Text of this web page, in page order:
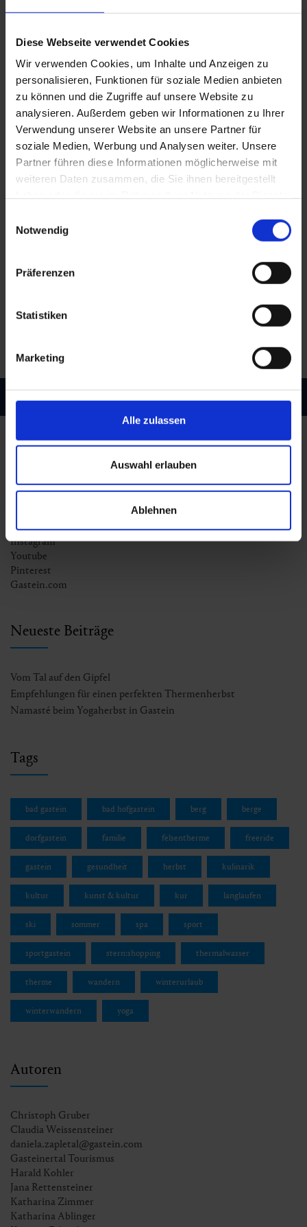
Diese Webseite verwendet Cookies
Wir verwenden Cookies, um Inhalte und Anzeigen zu
personalisieren, Funktionen für soziale Medien anbieten
zu können und die Zugriffe auf unsere Website zu
analysieren. Außerdem geben wir Informationen zu Ihrer
Verwendung unserer Website an unsere Partner für
soziale Medien, Werbung und Analysen weiter. Unsere
Partner führen diese Informationen möglicherweise mit
weiteren Daten zusammen, die Sie ihnen bereitgestellt
Notwendig
Präferenzen
Statistiken
Marketing
Alle zulassen
Auswahl erlauben
Ablehnen
Kulinarische Hofwanderung in Bad
Hofgastein
bad hofgastein/herbst/kulinarik
23.10.2020
Share
Kulinarik, Wandern & mehr Während sich in Gastein die Blätter
bunt färben und der Schneewind durchs Tal weht, erhaschten wir
im Zuge der kulinarischen Hofwanderung exklusive Einblicke in
das Leben der heimischen Bäuerinnen und Bauern. Wo
Huber im…
Facebook
Instagram
Youtube
Pinterest
Gastein.com
Neueste Beiträge
Vom Tal auf den Gipfel
Empfehlungen für einen perfekten Thermenherbst
Namasté beim Yogaherbst in Gastein
Tags
bad gastein bad hofgastein berg berge
dorfgastein familie felsentherme freeride
gastein gesundheit herbst kulinarik
kultur kunst & kultur kur langlaufen
ski sommer spa sport
sportgastein stern:shopping thermalwasser
therme wandern winterurlaub
winterwandern yoga
Autoren
Christoph Gruber
Claudia Weissensteiner
daniela.zapletal@gastein.com
Gasteinertal Tourismus
Harald Kohler
Jana Rettensteiner
Katharina Zimmer
Katharina Ablinger